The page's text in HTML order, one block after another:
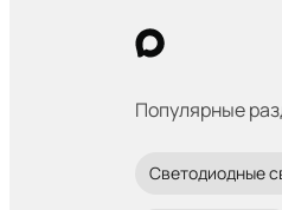
Популярные
Светодиодные